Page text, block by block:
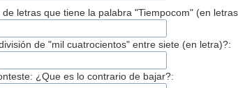
letras que tiene la palabra "Tiempocom" (en
de "mil cuatrocientos" entre siete (en letra)?:
¿Que es lo contrario de bajar?: